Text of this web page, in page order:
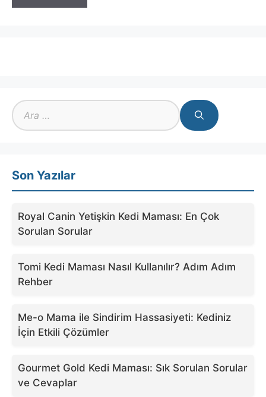
için
ara
Son Yazılar
Royal Canin Yetişkin Kedi Maması: En Çok
Sorulan Sorular
Tomi Kedi Maması Nasıl Kullanılır? Adım Adım
Rehber
Me-o Mama ile Sindirim Hassasiyeti: Kediniz
İçin Etkili Çözümler
Gourmet Gold Kedi Maması: Sık Sorulan Sorular
ve Cevaplar